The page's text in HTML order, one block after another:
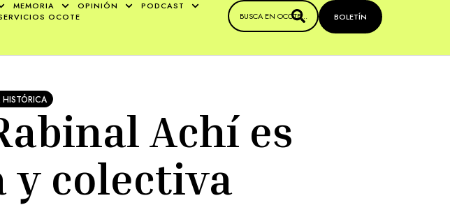
MEMORIA OPINIÓN
PODCAST
OCOTE BOLETÍN
Achí es
y colectiva